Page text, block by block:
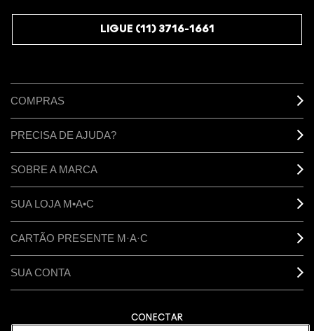
LIGUE (11) 3716-1661
COMPRAS
PRECISA DE AJUDA?
SOBRE A MARCA
SUA LOJA M•A•C
CARTÃO PRESENTE M·A·C
SUA CONTA
CONECTAR